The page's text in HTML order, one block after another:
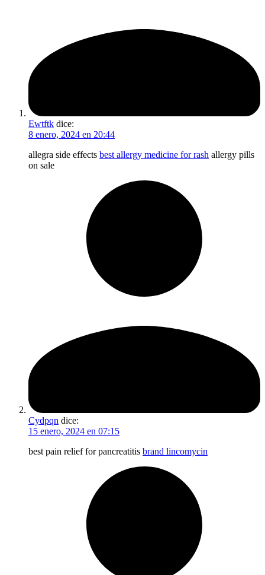
Ewtftk dice:
8 enero, 2024 en 20:44
allegra side effects best allergy medicine for rash allergy pills
on sale
Cydpqn dice:
15 enero, 2024 en 07:15
best pain relief for pancreatitis brand lincomycin